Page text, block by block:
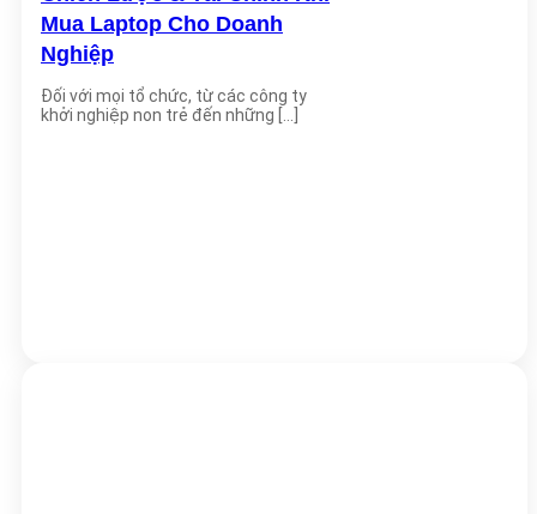
Mua Laptop Cho Doanh
Nghiệp
Đối với mọi tổ chức, từ các công ty
khởi nghiệp non trẻ đến những [...]